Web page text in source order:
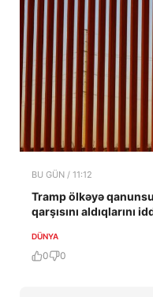
BU GÜN / 11:12
Tramp ölkəyə
qarşısını aldıqlarını
DÜNYA
0 0